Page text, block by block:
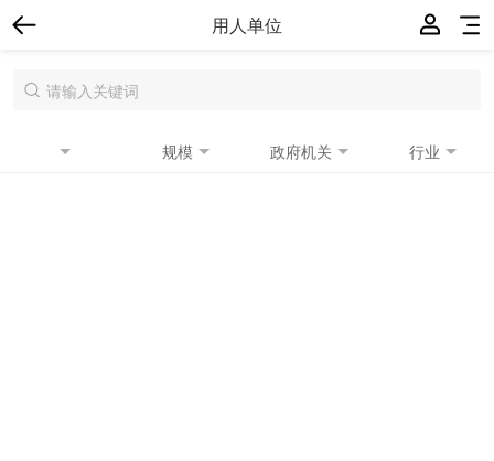
用人单位
规模 政府机关 行业